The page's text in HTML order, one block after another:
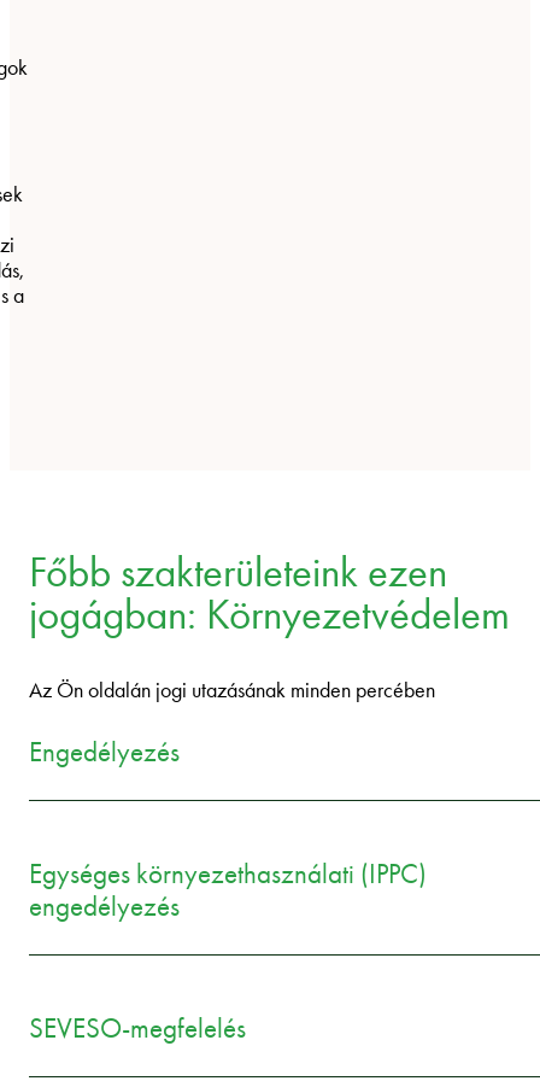
a
Főbb szakterületeink ezen
jogágban: Környezetvédelem
Az Ön oldalán jogi utazásának minden percében
Engedélyezés
Egységes környezethasználati (IPPC)
engedélyezés
SEVESO-megfelelés